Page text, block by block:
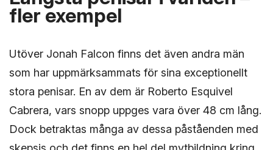
fler exempel
Utöver Jonah Falcon finns det även andra män
som har uppmärksammats för sina exceptionellt
stora penisar. En av dem är Roberto Esquivel
Cabrera, vars snopp uppges vara över 48 cm lång.
Dock betraktas många av dessa påståenden med